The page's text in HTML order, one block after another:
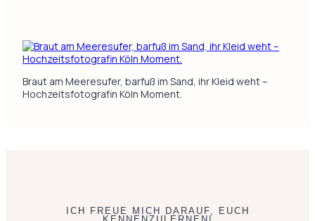
Braut am Meeresufer, barfuß im Sand, ihr Kleid weht –
Hochzeitsfotografin Köln Moment.
ICH FREUE MICH DARAUF, EUCH